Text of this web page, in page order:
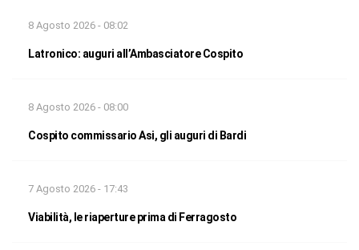
8 Agosto 2026 - 08:02
Latronico: auguri all’Ambasciatore Cospito
8 Agosto 2026 - 08:00
Cospito commissario Asi, gli auguri di Bardi
7 Agosto 2026 - 17:43
Viabilità, le riaperture prima di Ferragosto